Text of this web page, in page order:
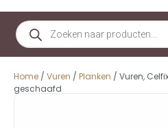
Home / Vuren / Planken / Vuren,
geschaafd